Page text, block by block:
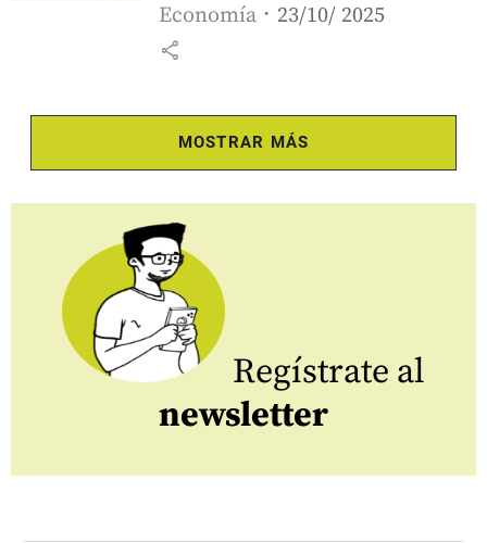
Economía 23/10/ 2025
share
MOSTRAR MÁS
Regístrate al
newsletter